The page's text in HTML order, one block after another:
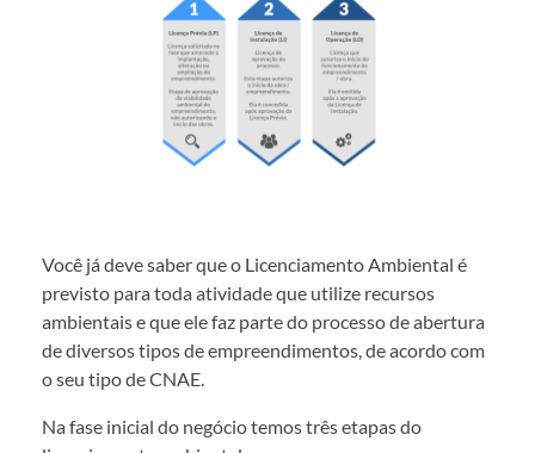
Você já deve saber que o Licenciamento Ambiental é
previsto para toda atividade que utilize recursos
ambientais e que ele faz parte do processo de abertura
de diversos tipos de empreendimentos, de acordo com
o seu tipo de CNAE.
Na fase inicial do negócio temos três etapas do